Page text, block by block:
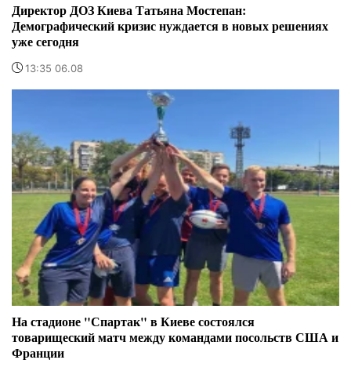
Директор ДОЗ Киева Татьяна Мостепан:
Демографический кризис нуждается в новых решениях
уже сегодня
13:35 06.08
На стадионе "Спартак" в Киеве состоялся
товарищеский матч между командами посольств США и
Франции